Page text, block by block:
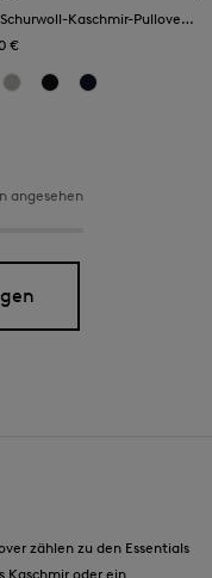
Schurwoll-Kaschmir-Pullover Vanessa in Rosé
€
angesehen
zählen zu den Essentials
Kaschmir oder ein